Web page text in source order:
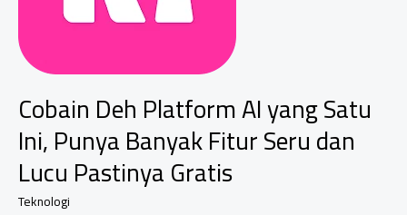
Cobain Deh Platform AI yang Satu
Ini, Punya Banyak Fitur Seru dan
Lucu Pastinya Gratis
Teknologi